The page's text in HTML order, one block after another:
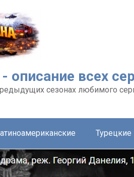
описание всех
сезонах любимого
Турецкие